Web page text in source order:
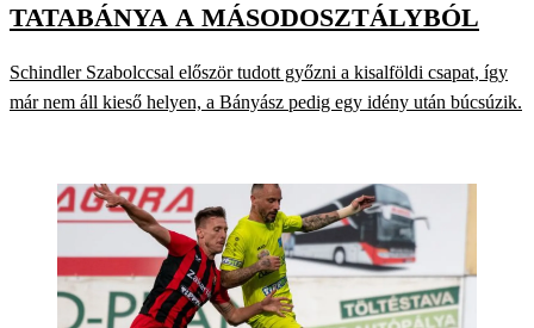
TATABÁNYA A MÁSODOSZTÁLYBÓL
Schindler Szabolccsal először tudott győzni a kisalföldi csapat, így
már nem áll kieső helyen, a Bányász pedig egy idény után búcsúzik.